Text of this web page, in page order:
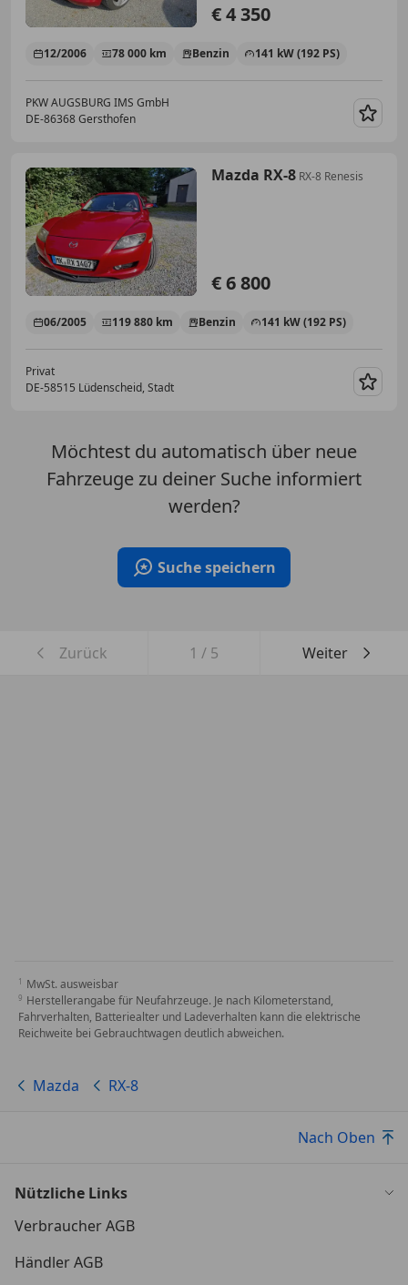
€ 4 350
12/2006 78 000 km Benzin 141 kW (192 PS)
PKW AUGSBURG IMS GmbH
DE-86368 Gersthofen
Mazda RX-8 RX-8 Renesis
€ 6 800
06/2005 119 880 km Benzin 141 kW (192 PS)
Privat
DE-58515 Lüdenscheid, Stadt
Möchtest du automatisch über neue
Fahrzeuge zu deiner Suche informiert
werden?
Suche speichern
Zurück 1 / 5 Weiter
MwSt. ausweisbar
Herstellerangabe für Neufahrzeuge. Je nach Kilometerstand,
Fahrverhalten, Batteriealter und Ladeverhalten kann die elektrische
Reichweite bei Gebrauchtwagen deutlich abweichen.
Mazda RX-8
Nach Oben
Nützliche Links
Verbraucher AGB
Händler AGB